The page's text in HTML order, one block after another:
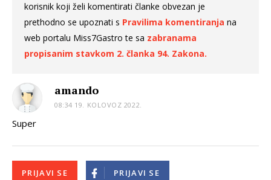
korisnik koji želi komentirati članke obvezan je
prethodno se upoznati s Pravilima komentiranja na
web portalu Miss7Gastro te sa zabranama
propisanim stavkom 2. članka 94. Zakona.
amando
08:34 19. KOLOVOZ 2022.
Super
PRIJAVI SE PRIJAVI SE